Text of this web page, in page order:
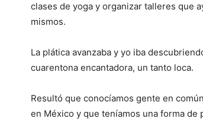
clases de yoga y organizar talleres que
mismos.
La plática avanzaba y yo iba
cuarentona encantadora, un tanto loca.
Resultó que conocíamos gente en
en México y que teníamos una forma de